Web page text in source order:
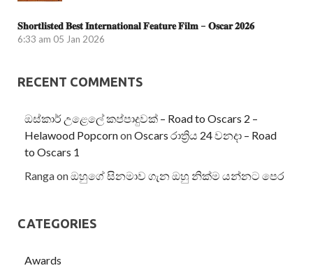
𝐒𝐡𝐨𝐫𝐭𝐥𝐢𝐬𝐭𝐞𝐝 𝐁𝐞𝐬𝐭 𝐈𝐧𝐭𝐞𝐫𝐧𝐚𝐭𝐢𝐨𝐧𝐚𝐥 𝐅𝐞𝐚𝐭𝐮𝐫𝐞 𝐅𝐢𝐥𝐦 – 𝐎𝐬𝐜𝐚𝐫 𝟐𝟎𝟐𝟔
6:33 am 05 Jan 2026
RECENT COMMENTS
ඔස්කාර් උළෙලේ කප්පාදුවක් – Road to Oscars 2 –
Helawood PopcornonOscars රාත්‍රිය 24 වනදා – Road
to Oscars 1
Rangaonඔහුගේ සිනමාව ගැන ඔහු නික්ම යන්නට පෙර
CATEGORIES
Awards